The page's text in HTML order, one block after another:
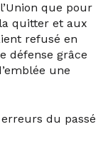
que pour
quitter et aux
refusé en
défense grâce
une
du passé